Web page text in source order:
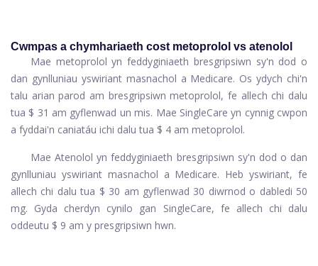
Cwmpas a chymhariaeth cost metoprolol vs atenolol
Mae metoprolol yn feddyginiaeth bresgripsiwn sy'n dod o
dan gynlluniau yswiriant masnachol a Medicare. Os ydych chi'n
talu arian parod am bresgripsiwn metoprolol, fe allech chi dalu
tua $ 31 am gyflenwad un mis. Mae SingleCare yn cynnig cwpon
a fyddai'n caniatáu ichi dalu tua $ 4 am metoprolol.
Mae Atenolol yn feddyginiaeth bresgripsiwn sy'n dod o dan
gynlluniau yswiriant masnachol a Medicare. Heb yswiriant, fe
allech chi dalu tua $ 30 am gyflenwad 30 diwrnod o dabledi 50
mg. Gyda cherdyn cynilo gan SingleCare, fe allech chi dalu
oddeutu $ 9 am y presgripsiwn hwn.